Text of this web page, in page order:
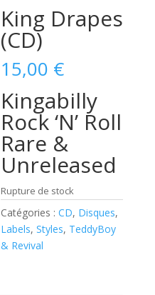
King Drapes
(CD)
15,00 €
Kingabilly
Rock ‘N’ Roll
Rare &
Unreleased
Rupture de stock
Catégories :CD, Disques,
Labels,Styles, TeddyBoy
& Revival